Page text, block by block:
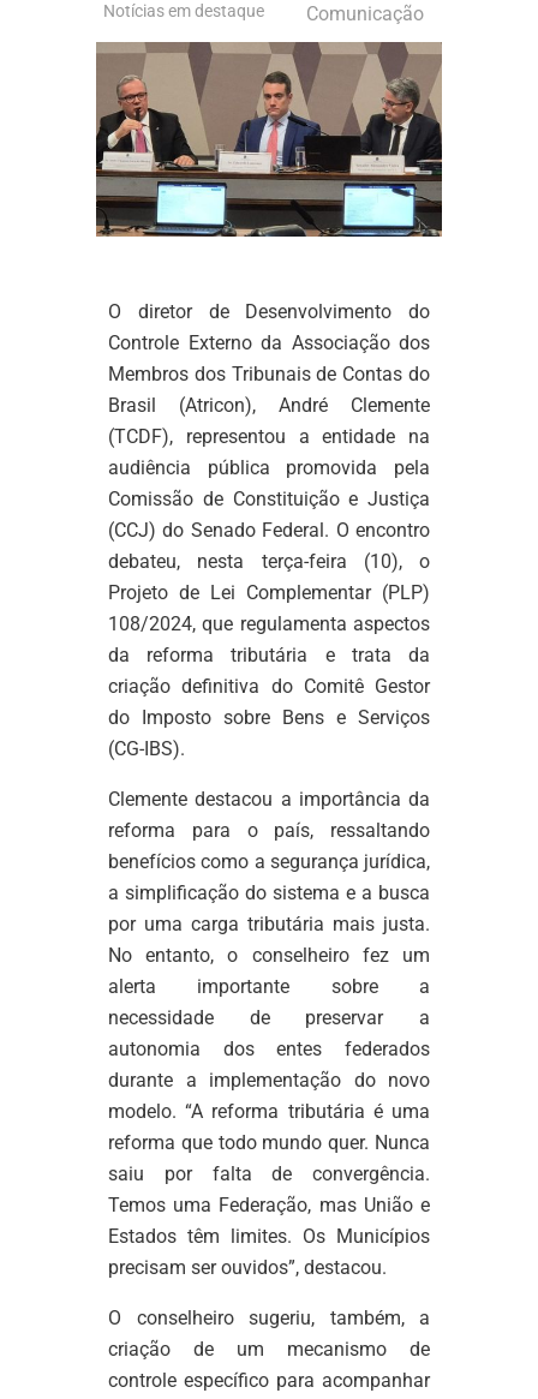
Notícias em destaque
Comunicação
O diretor de Desenvolvimento do
Controle Externo da Associação dos
Membros dos Tribunais de Contas do
Brasil (Atricon), André Clemente
(TCDF), representou a entidade na
audiência pública promovida pela
Comissão de Constituição e Justiça
(CCJ) do Senado Federal. O encontro
debateu, nesta terça-feira (10), o
Projeto de Lei Complementar (PLP)
108/2024, que regulamenta aspectos
da reforma tributária e trata da
criação definitiva do Comitê Gestor
do Imposto sobre Bens e Serviços
(CG-IBS).
Clemente destacou a importância da
reforma para o país, ressaltando
benefícios como a segurança jurídica,
a simplificação do sistema e a busca
por uma carga tributária mais justa.
No entanto, o conselheiro fez um
alerta importante sobre a
necessidade de preservar a
autonomia dos entes federados
durante a implementação do novo
modelo. “A reforma tributária é uma
reforma que todo mundo quer. Nunca
saiu por falta de convergência.
Temos uma Federação, mas União e
Estados têm limites. Os Municípios
precisam ser ouvidos”, destacou.
O conselheiro sugeriu, também, a
criação de um mecanismo de
controle específico para acompanhar